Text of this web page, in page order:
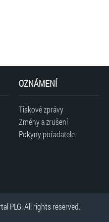
OZNÁMENÍ
Tiskové zprávy
Změny a zrušení
Pokyny pořadatele
PLG. All rights reserved.